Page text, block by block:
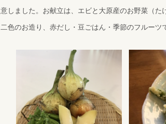
意しました。お献立は、エビと大原産のお野菜（た
二色のお造り、赤だし・豆ごはん・季節のフルーツ